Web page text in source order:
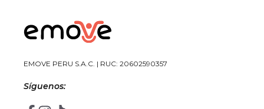
EMOVE PERU S.A.C. | RUC: 20602590357
Síguenos: